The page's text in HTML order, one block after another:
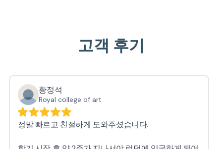
고객 후기